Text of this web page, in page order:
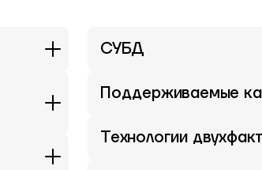
СУБД
Поддерживаемые
Технологии